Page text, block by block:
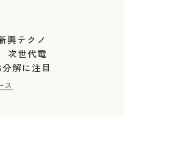
興テクノ
次世代電
解に注目
ス